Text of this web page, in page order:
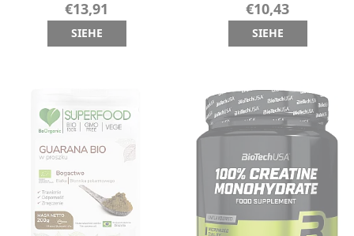
€13,91
SIEHE
€10,43
SIEHE